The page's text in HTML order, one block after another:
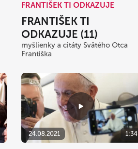
FRANTIŠEK TI ODKAZUJE
FRANTIŠEK TI
ODKAZUJE (11)
myšlienky a citáty Svätého Otca
Františka
24.08.2021 1:34